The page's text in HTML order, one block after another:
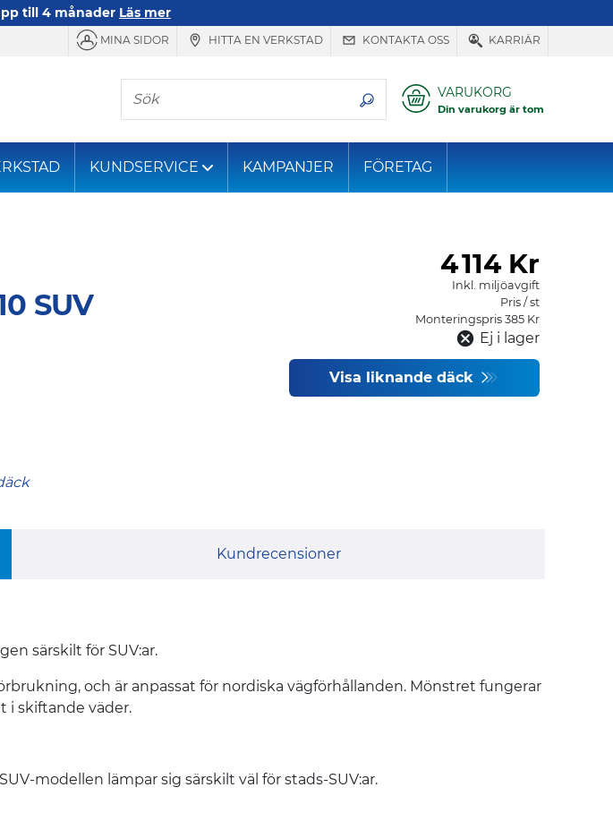
till 4 månader Läs mer
MINA SIDOR HITTA EN VERKSTAD KONTAKTA OSS KARRIÄR
Sök VARUKORG
Din varukorg är tom
KUNDSERVICE KAMPANJER FÖRETAG
SUV
4114 Kr
Inkl. miljöavgift
Pris / st
Monteringspris 385 Kr
Ej i lager
Visa liknande däck
Kundrecensioner
särskilt för SUV:ar.
och är anpassat för nordiska vägförhållanden. Mönstret fungerar
i skiftande väder.
modellen lämpar sig särskilt väl för stads-SUV:ar.